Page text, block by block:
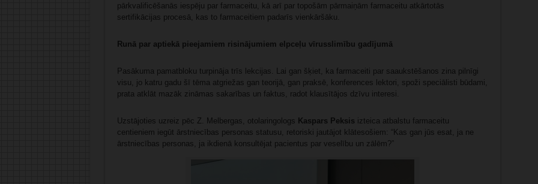
pārkvalificēšanās iespēju par farmaceitu, kā arī par topošām pārmaiņām farmaceitu atkārtotās
sertifikācijas procesā, kas to farmaceitiem padarīs vienkāršāku.
Runā par aptiekā pieejamiem risinājumiem elpceļu vīrusslimību gadījumā
Pasākuma pamatbloku turpināja trīs lekcijas. Lai gan šķiet, ka farmaceiti par saaukstēšanos zina pilnīgi
visu, jo katru gadu šī tēma atgriežas gan teorijā, gan praksē, konferences lektori, spoži speciālisti būdami,
prata atklāt mazāk zināmas sakarības un faktus, radot klausītājos dzīvu interesi.
Uzstājoties uzreiz pēc Z. Melbergas, otolaringologs Kaspars Peksis izteica atbalstu farmaceitu
centieniem iegūt ārstniecības personas statusu, retoriski jautājot klātesošiem: “Kas gan jūs esat, ja ne
ārstniecības personas, ja ikdienā konsultējat pacientus par veselību un zālēm?”